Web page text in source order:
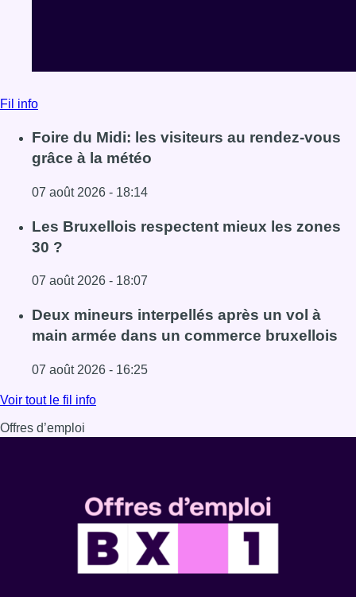
Fil info
Foire du Midi: les visiteurs au rendez-vous
grâce à la météo
07 août 2026 - 18:14
Lire l'article Foire du Midi: les visiteurs au rendez-vous
Les Bruxellois respectent mieux les zones
30 ?
07 août 2026 - 18:07
Lire l'article Les Bruxellois respectent mieux les zones 30
Deux mineurs interpellés après un vol à
main armée dans un commerce bruxellois
07 août 2026 - 16:25
Lire l'article Deux mineurs interpellés après un vol à
Voir tout le fil info
Offres d’emploi